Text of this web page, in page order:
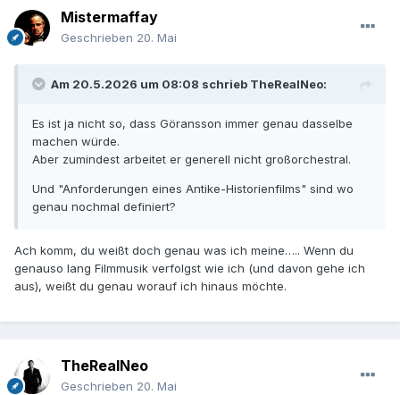
Mistermaffay
Geschrieben 20. Mai
Am 20.5.2026 um 08:08 schrieb TheRealNeo:
Es ist ja nicht so, dass Göransson immer genau dasselbe
machen würde.
Aber zumindest arbeitet er generell nicht großorchestral.
Und "Anforderungen eines Antike-Historienfilms" sind wo
genau nochmal definiert?
Ach komm, du weißt doch genau was ich meine….. Wenn du
genauso lang Filmmusik verfolgst wie ich (und davon gehe ich
aus), weißt du genau worauf ich hinaus möchte.
TheRealNeo
Geschrieben 20. Mai